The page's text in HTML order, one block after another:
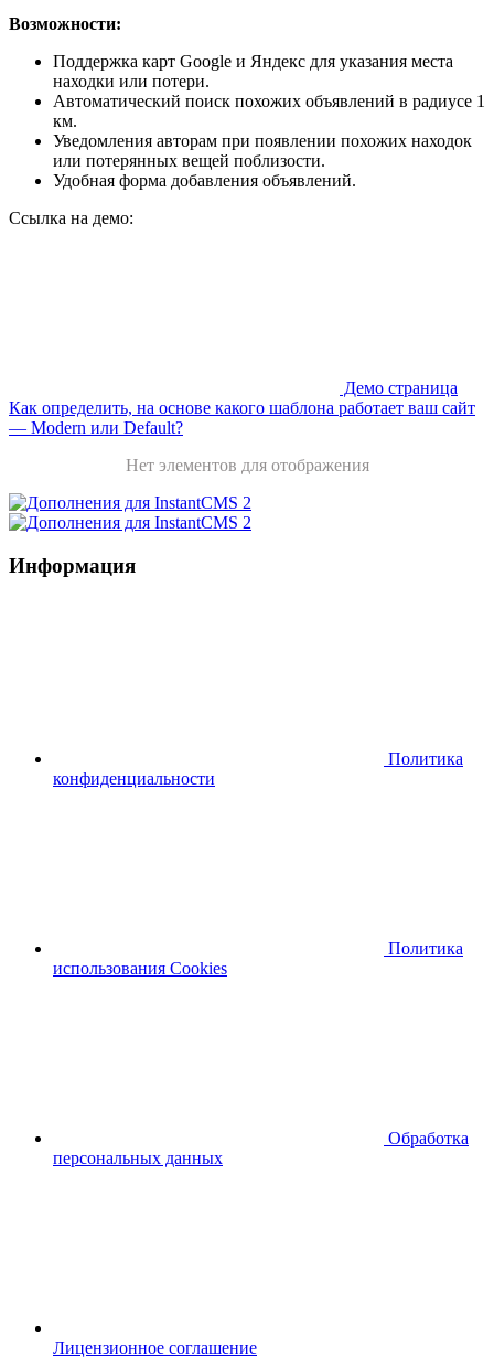
Возможности:
Поддержка карт Google и Яндекс для указания места
находки или потери.
Автоматический поиск похожих объявлений в радиусе 1
км.
Уведомления авторам при появлении похожих находок
или потерянных вещей поблизости.
Удобная форма добавления объявлений.
Ссылка на демо:
Демо страница
Как определить, на основе какого шаблона работает ваш сайт
— Modern или Default?
Нет элементов для отображения
Информация
Политика
конфиденциальности
Политика
использования Cookies
Обработка
персональных данных
Лицензионное соглашение